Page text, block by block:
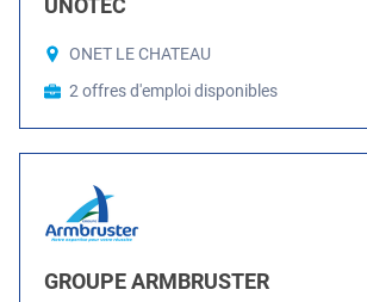
UNOTEC
ONET LE CHATEAU
2 offres d'emploi disponibles
GROUPE ARMBRUSTER